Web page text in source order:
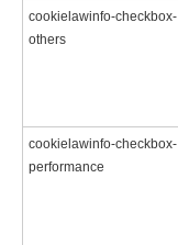
cookielawinfo-checkbox-
others
cookielawinfo-checkbox-
performance